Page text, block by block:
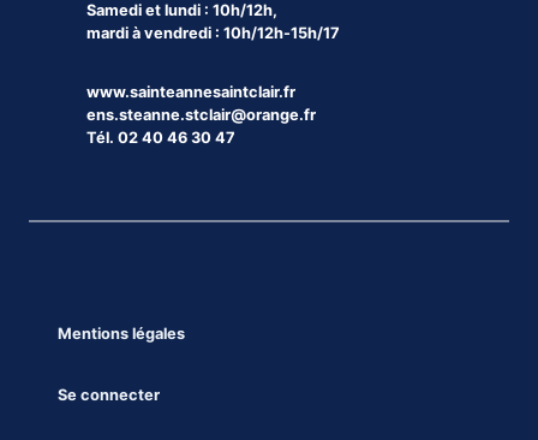
Samedi et lundi : 10h/12h,
mardi à vendredi : 10h/12h-15h/17
www.sainteannesaintclair.fr
ens.steanne.stclair@orange.fr
Tél. 02 40 46 30 47
Mentions légales
Se connecter